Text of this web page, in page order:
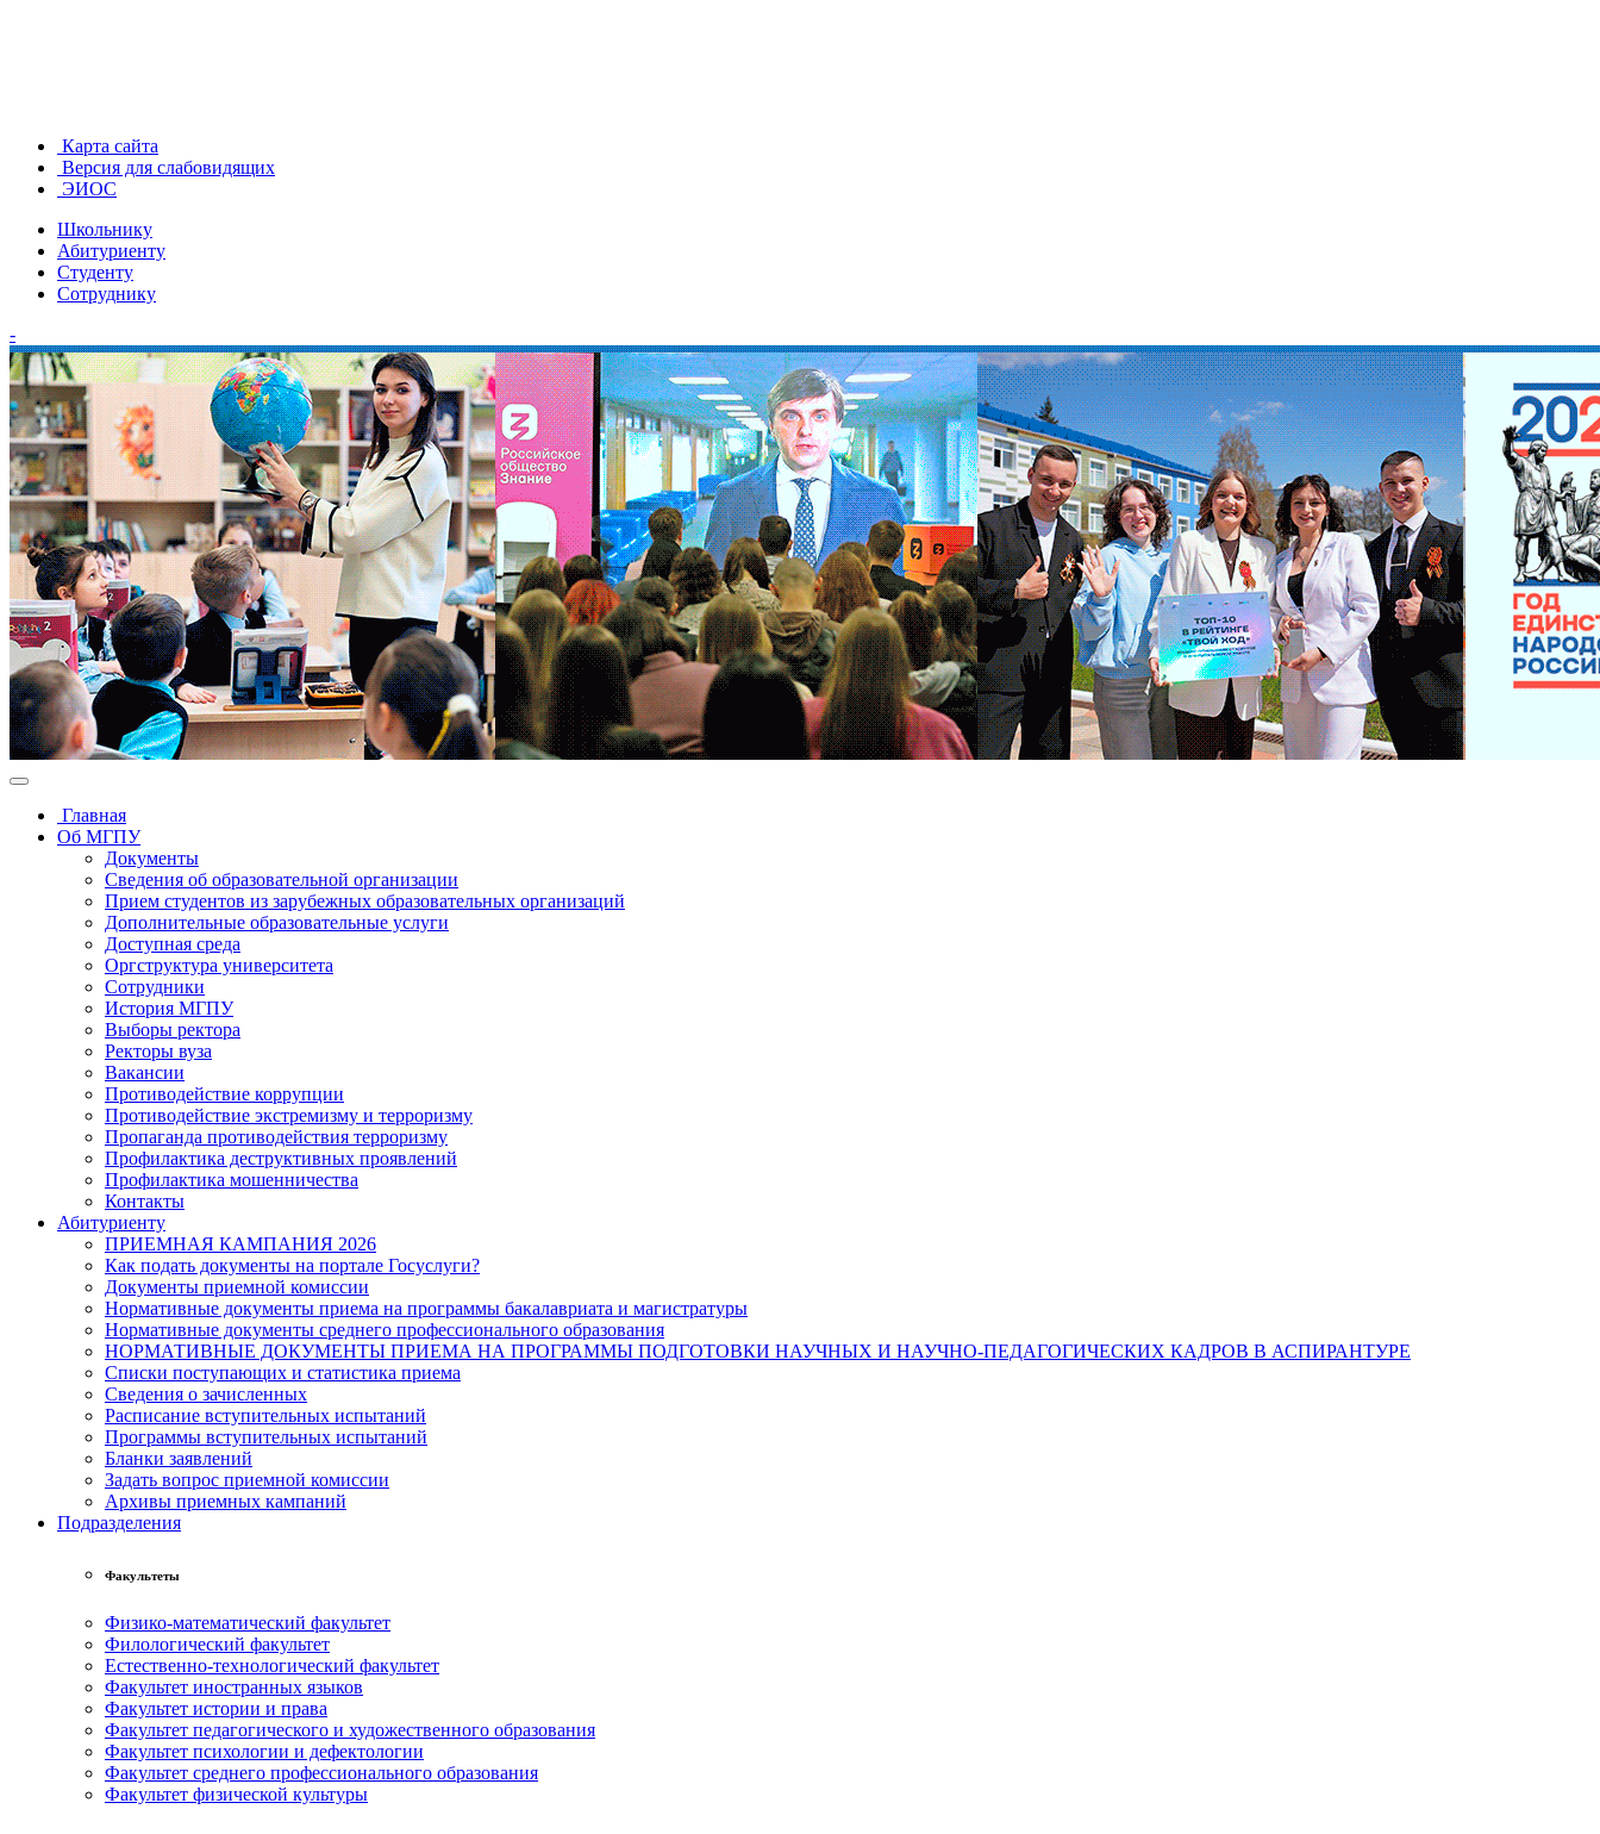
Карта сайта
Версия для слабовидящих
ЭИОС
Школьнику
Абитуриенту
Студенту
Сотруднику
-
Главная
Об МГПУ
Документы
Сведения об образовательной организации
Прием студентов из зарубежных образовательных организаций
Дополнительные образовательные услуги
Доступная среда
Оргструктура университета
Сотрудники
История МГПУ
Выборы ректора
Ректоры вуза
Вакансии
Противодействие коррупции
Противодействие экстремизму и терроризму
Пропаганда противодействия терроризму
Профилактика деструктивных проявлений
Профилактика мошенничества
Контакты
Абитуриенту
ПРИЕМНАЯ КАМПАНИЯ 2026
Как подать документы на портале Госуслуги?
Документы приемной комиссии
Нормативные документы приема на программы бакалавриата и магистратуры
Нормативные документы среднего профессионального образования
НОРМАТИВНЫЕ ДОКУМЕНТЫ ПРИЕМА НА ПРОГРАММЫ ПОДГОТОВКИ НАУЧНЫХ И НАУЧНО-ПЕДАГОГИЧЕСКИХ КАДРОВ В АСПИРАНТУРЕ
Списки поступающих и статистика приема
Сведения о зачисленных
Расписание вступительных испытаний
Программы вступительных испытаний
Бланки заявлений
Задать вопрос приемной комиссии
Архивы приемных кампаний
Подразделения
Факультеты
Физико-математический факультет
Филологический факультет
Естественно-технологический факультет
Факультет иностранных языков
Факультет истории и права
Факультет педагогического и художественного образования
Факультет психологии и дефектологии
Факультет среднего профессионального образования
Факультет физической культуры